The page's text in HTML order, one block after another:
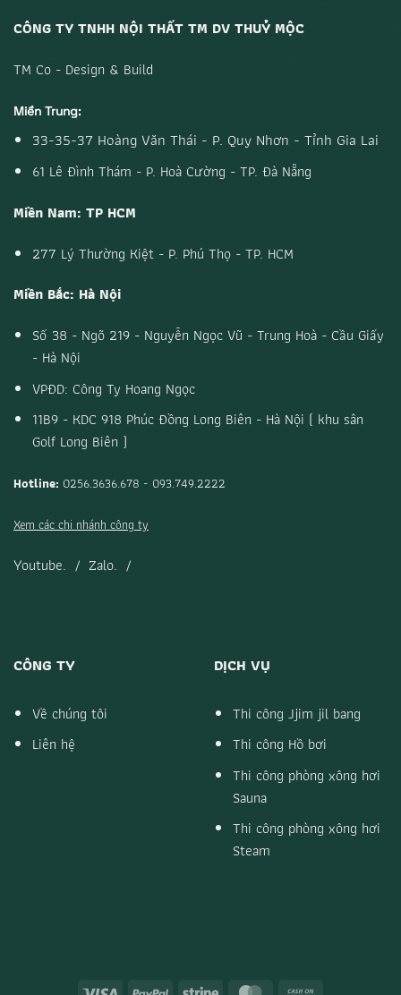
CÔNG TY TNHH NỘI THẤT TM DV THUỶ MỘC
TM Co - Design & Build
Miền Trung:
33-35-37 Hoàng Văn Thái - P. Quy Nhơn - Tỉnh Gia Lai
61 Lê Đình Thám - P. Hoà Cường - TP. Đà Nẵng
Miền Nam: TP HCM
277 Lý Thường Kiệt - P. Phú Thọ - TP. HCM
Miền Bắc: Hà Nội
Số 38 - Ngõ 219 - Nguyễn Ngọc Vũ - Trung Hoà - Cầu Giấy
- Hà Nội
VPĐD: Công Ty Hoang Ngọc
11B9 - KDC 918 Phúc Đồng Long Biên - Hà Nội ( khu sân
Golf Long Biên )
Hotline: 0256.3636.678 - 093.749.2222
Xem các chi nhánh công ty
Youtube. / Zalo. /
CÔNG TY
Về chúng tôi
Liên hệ
DỊCH VỤ
Thi công Jjim jil bang
Thi công Hồ bơi
Thi công phòng xông hơi
Sauna
Thi công phòng xông hơi
Steam